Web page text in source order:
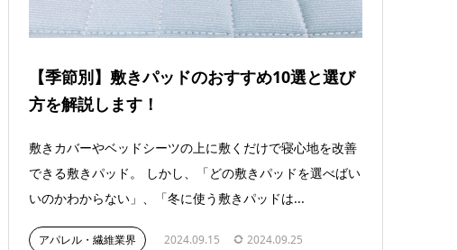
【季節別】敷きパッドのおすすめ10選と選び
方を解説します！
敷きカバーやベッドシーツの上に敷くだけで寝心地を改善
できる敷きパッド。 しかし、「どの敷きパッドを選べばい
いのかわからない」、「冬に使う敷きパッドは...
アパレル・繊維業界 2024.09.15 2024.09.25